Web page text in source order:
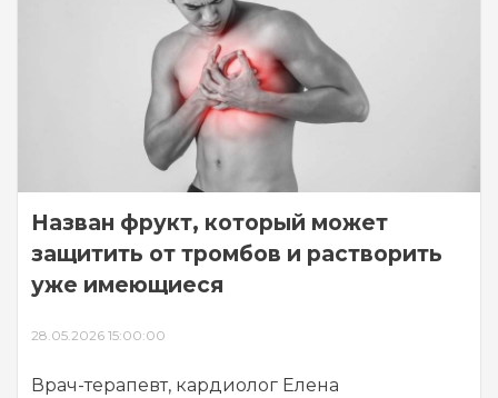
Назван фрукт, который может
защитить от тромбов и растворить
уже имеющиеся
28.05.2026 15:00:00
Врач-терапевт, кардиолог Елена